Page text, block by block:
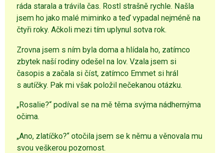
ráda starala a trávila čas. Rostl strašně rychle. Našla
jsem ho jako malé miminko a teď vypadal nejméně na
čtyři roky. Ačkoli mezi tím uplynul sotva rok.
Zrovna jsem s ním byla doma a hlídala ho, zatímco
zbytek naší rodiny odešel na lov. Vzala jsem si
časopis a začala si číst, zatímco Emmet si hrál
s autíčky. Pak mi však položil nečekanou otázku.
„Rosalie?“ podíval se na mě těma svýma nádhernýma
očima.
„Ano, zlatíčko?“ otočila jsem se k němu a věnovala mu
svou veškerou pozornost.